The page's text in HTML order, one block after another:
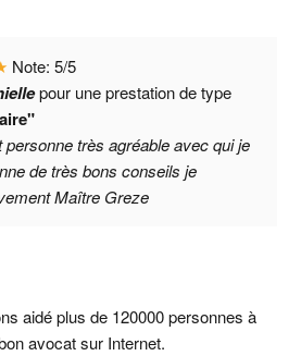
Note:5/5
pour une prestation de type
personne très agréable avec qui je
de très bons conseils je
Maître Greze
aidé plus de 120000 personnes à
avocat sur Internet.